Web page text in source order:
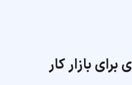
بازار کار